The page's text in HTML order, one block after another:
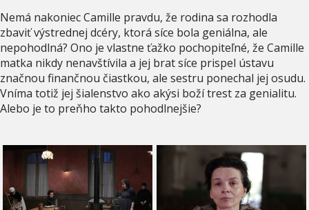
Nemá nakoniec Camille pravdu, že rodina sa rozhodla
zbaviť výstrednej dcéry, ktorá síce bola geniálna, ale
nepohodlná? Ono je vlastne ťažko pochopiteľné, že Camille
matka nikdy nenavštívila a jej brat síce prispel ústavu
značnou finančnou čiastkou, ale sestru ponechal jej osudu.
Vníma totiž jej šialenstvo ako akýsi boží trest za genialitu.
Alebo je to preňho takto pohodlnejšie?